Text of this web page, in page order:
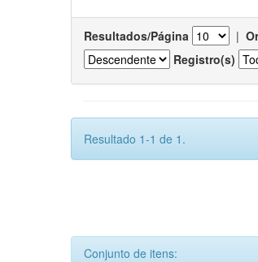
Resultados/Página |
Registro(s)
Resultado 1-1 de 1.
Conjunto de itens: